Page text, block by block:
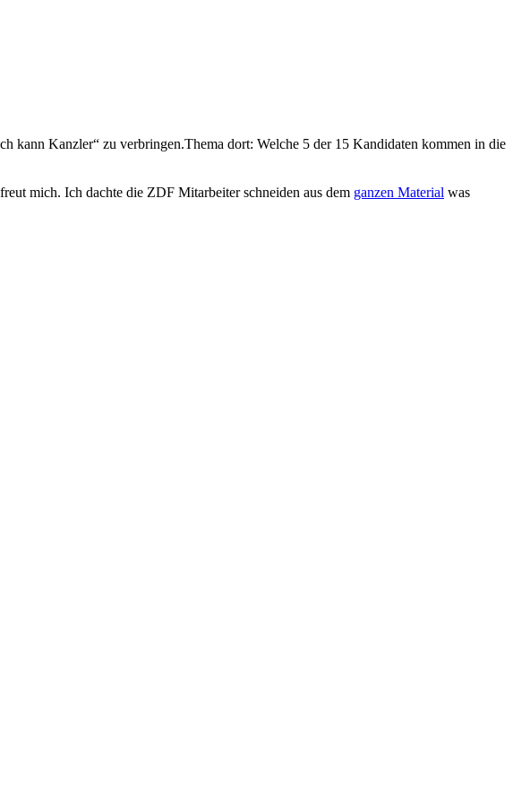
kann Kanzler“ zu verbringen.Thema dort: Welche 5 der 15 Kandidaten kommen in die
mich. Ich dachte die ZDF Mitarbeiter schneiden aus dem ganzen Material was